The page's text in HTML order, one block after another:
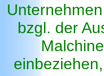
bzgl. der